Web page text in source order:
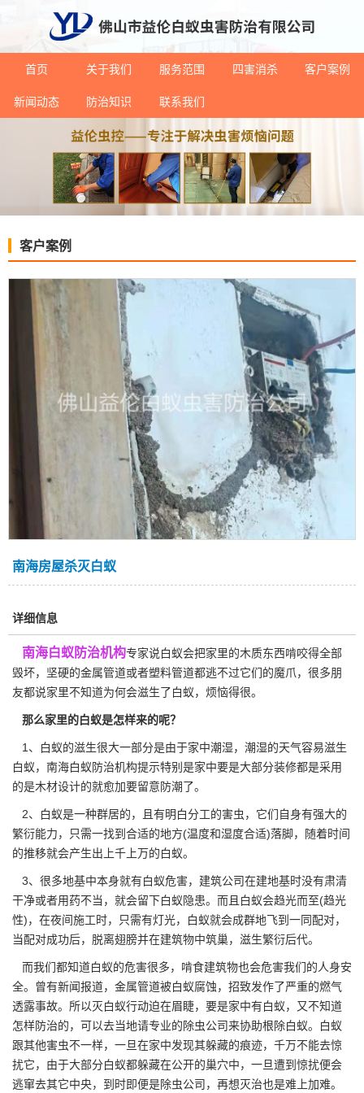
首页 关于我们 服务范围 四害消杀 客户案例
新闻动态 防治知识 联系我们
客户案例
南海房屋杀灭白蚁
详细信息
南海白蚁防治机构专家说白蚁会把家里的木质东西啃咬得全部
毁坏，坚硬的金属管道或者塑料管道都逃不过它们的魔爪，很多朋
友都说家里不知道为何会滋生了白蚁，烦恼得很。
那么家里的白蚁是怎样来的呢？
1、白蚁的滋生很大一部分是由于家中潮湿，潮湿的天气容易滋生
白蚁，南海白蚁防治机构提示特别是家中要是大部分装修都是采用
的是木材设计的就愈加要留意防潮了。
2、白蚁是一种群居的，且有明白分工的害虫，它们自身有强大的
繁衍能力，只需一找到合适的地方(温度和湿度合适)落脚，随着时间
的推移就会产生出上千上万的白蚁。
3、很多地基中本身就有白蚁危害，建筑公司在建地基时没有肃清
干净或者用药不当，就会留下白蚁隐患。而且白蚁会趋光而至(趋光
性)，在夜间施工时，只需有灯光，白蚁就会成群地飞到一同配对，
当配对成功后，脱离翅膀并在建筑物中筑巢，滋生繁衍后代。
而我们都知道白蚁的危害很多，啃食建筑物也会危害我们的人身安
全。曾有新闻报道，金属管道被白蚁腐蚀，招致发作了严重的燃气
透露事故。所以灭白蚁行动迫在眉睫，要是家中有白蚁，又不知道
怎样防治的，可以去当地请专业的除虫公司来协助根除白蚁。白蚁
跟其他害虫不一样，一旦在家中发现其躲藏的痕迹，千万不能去惊
扰它，由于大部分白蚁都躲藏在公开的巢穴中，一旦遭到惊扰便会
逃窜去其它中央，到时即便是除虫公司，再想灭治也是难上加难。